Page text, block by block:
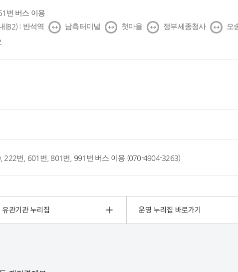
번 버스 이용
(B2) : 반석역 ↔ 남측터미널 ↔ 첫마을 ↔ 정부세종청사 ↔
오
222번, 601번, 801번, 991번 버스 이용 (070-4904-3263)
유관기관 누리집 운영 누리집 바로가기